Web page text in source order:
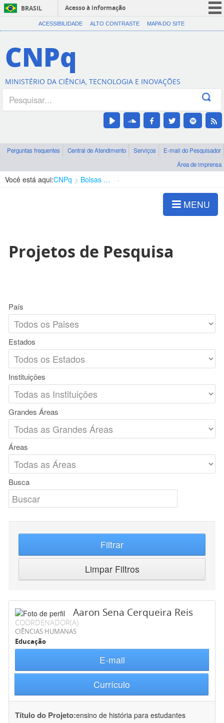
BRASIL
Acesso à informação
CORONAVÍRUS (COVID-19)
Canais
ACESSIBILIDADE ALTO CONTRASTE MAPA DO SITE
CNPq
MINISTÉRIO DA CIÊNCIA, TECNOLOGIA E INOVAÇÕES
Perguntas frequentes Central de Atendimento Serviços
E-mail do Pesquisador
Área de imprensa
Você está aqui:CNPq Bolsas e Auxílios Vigentes
MENU
Projetos de Pesquisa
País
Estados
Instituições
Grandes Áreas
Áreas
Busca
Filtrar
Limpar Filtros
Aaron Sena Cerqueira Reis
COORDENADOR(A)
CIÊNCIAS HUMANAS
Educação
E-mail
Currículo
Título do Projeto:ensino de história para estudantes